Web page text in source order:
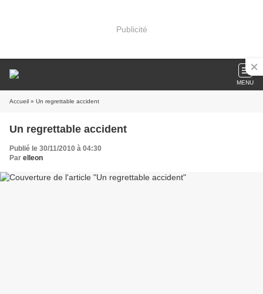
Publicité
MENU
Accueil » Un regrettable accident
Un regrettable accident
Publié le 30/11/2010 à 04:30
Par elleon